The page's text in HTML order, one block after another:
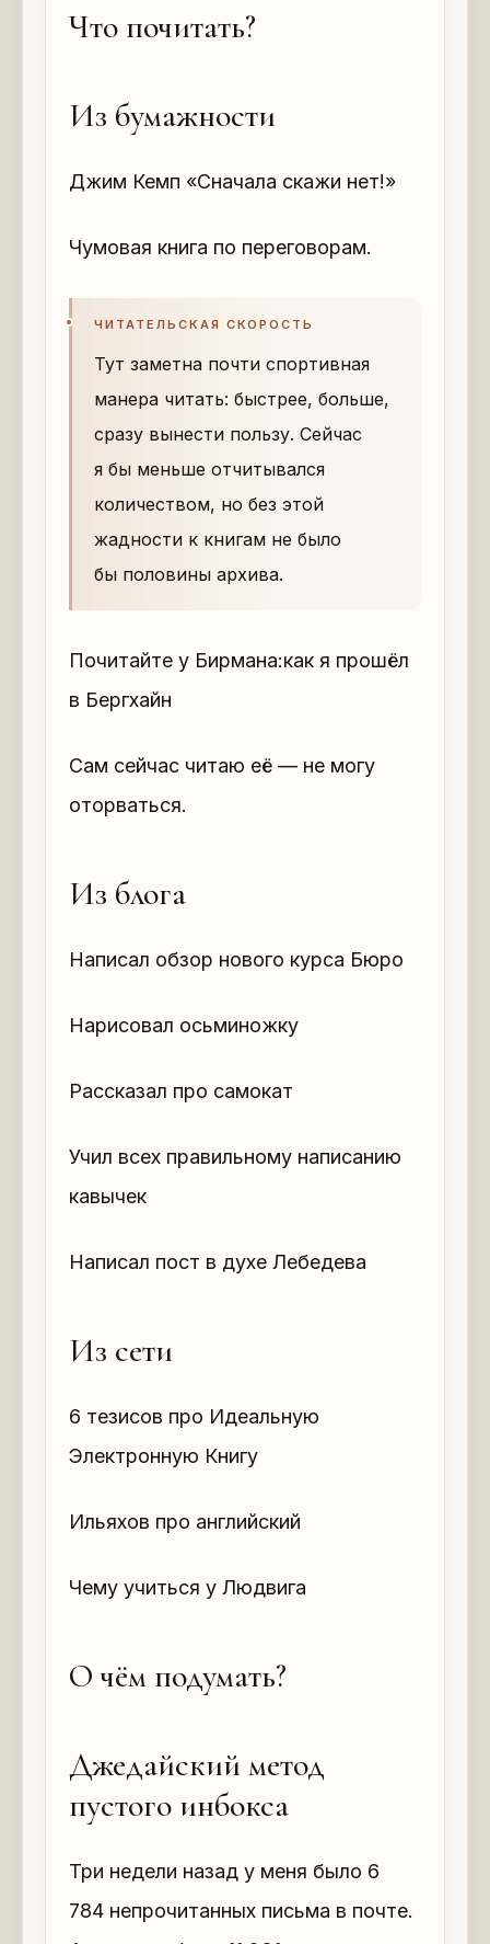
Что почитать?
Из бумажности
Джим Кемп «Сначала скажи нет!»
Чумовая книга по переговорам.
ЧИТАТЕЛЬСКАЯ СКОРОСТЬ
Тут заметна почти спортивная
манера читать: быстрее, больше,
сразу вынести пользу. Сейчас
я бы меньше отчитывался
количеством, но без этой
жадности к книгам не было
бы половины архива.
Почитайте у Бирмана:как я прошёл
в Бергхайн
Сам сейчас читаю её — не могу
оторваться.
Из блога
Написал обзор нового курса Бюро
Нарисовал осьминожку
Рассказал про самокат
Учил всех правильному написанию
кавычек
Написал пост в духе Лебедева
Из сети
6 тезисов про Идеальную
Электронную Книгу
Ильяхов про английский
Чему учиться у Людвига
О чём подумать?
Джедайский метод
пустого инбокса
Три недели назад у меня было 6
784 непрочитанных письма в почте.